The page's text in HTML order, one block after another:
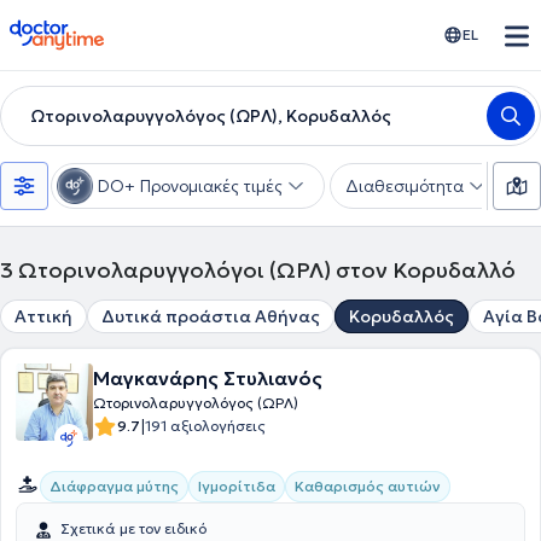
doctoranytime EL
Ωτορινολαρυγγολόγος (ΩΡΛ), Κορυδαλλός
DO+ Προνομιακές τιμές Διαθεσιμότητα
3 Ωτορινολαρυγγολόγοι (ΩΡΛ) στον Κορυδαλλό
Αττική Δυτικά προάστια Αθήνας Κορυδαλλός Αγία
Μαγκανάρης Στυλιανός
Ωτορινολαρυγγολόγος (ΩΡΛ)
9.7|191 αξιολογήσεις
Διάφραγμα μύτης Ιγμορίτιδα Καθαρισμός αυτιών
Σχετικά με τον ειδικό